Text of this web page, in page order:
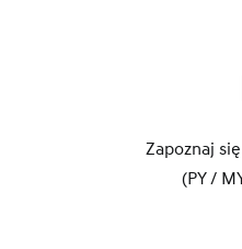
Zapoznaj
(PY /